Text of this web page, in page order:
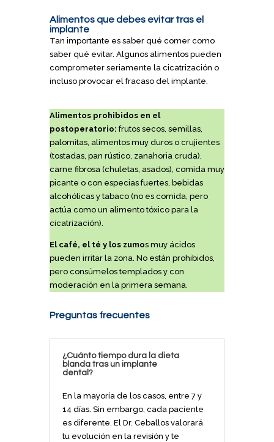
Alimentos que debes evitar tras el
implante
Tan importante es saber qué comer como
saber qué evitar. Algunos alimentos pueden
comprometer seriamente la cicatrización o
incluso provocar el fracaso del implante.
Alimentos prohibidos en el
postoperatorio: frutos secos, semillas,
palomitas, alimentos muy duros o crujientes
(tostadas, pan rústico, zanahoria cruda),
carne fibrosa (chuletas, asados), comida muy
picante o con especias fuertes, bebidas
alcohólicas y tabaco (no es comida, pero
actúa como un alimento tóxico para la
cicatrización).
El café, el té y los zumos muy ácidos
pueden irritar la zona. No están prohibidos,
pero consúmelos templados y con
moderación en la primera semana.
Preguntas frecuentes
¿Cuánto tiempo dura la dieta
blanda tras un implante
dental?
En la mayoría de los casos, entre 7 y
14 días. Sin embargo, cada paciente
es diferente. El Dr. Ceballos valorará
tu evolución en la revisión y te